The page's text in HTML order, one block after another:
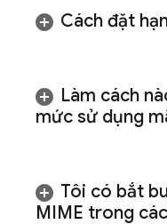
Cách đặt
Làm cách
mức sử dụng
Tôi có bắt
MIME trong